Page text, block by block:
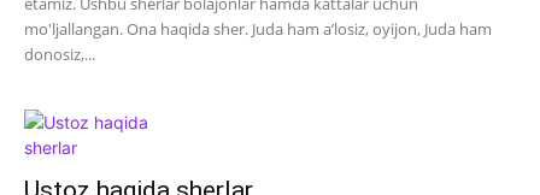
mo'ljallangan. Ona haqida sher. Juda ham a’losiz, oyijon, Juda ham
donosiz,...